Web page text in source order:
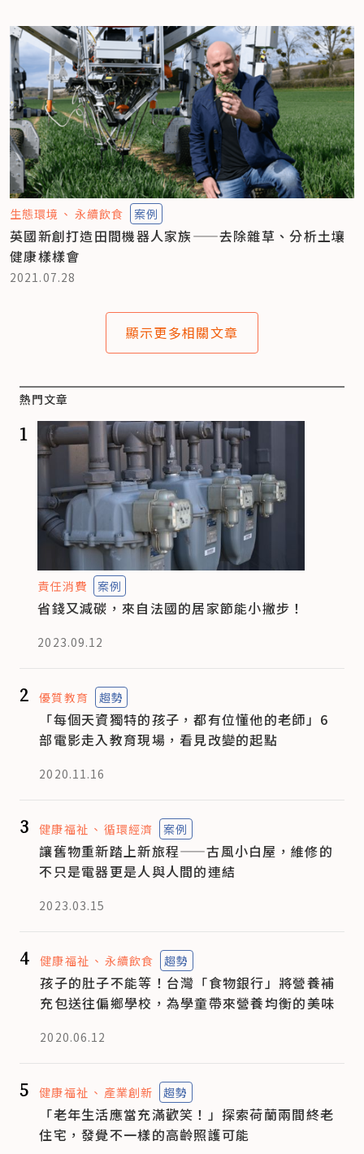
生態環境 永續飲食 案例
英國新創打造田間機器人家族——去除雜草、分析土壤
健康樣樣會
2021.07.28
顯示更多相關文章
熱門文章
1
責任消費 案例
省錢又減碳，來自法國的居家節能小撇步！
2023.09.12
2 優質教育 趨勢
「每個天資獨特的孩子，都有位懂他的老師」6
部電影走入教育現場，看見改變的起點
2020.11.16
3 健康福祉 循環經濟 案例
讓舊物重新踏上新旅程——古風小白屋，維修的
不只是電器更是人與人間的連結
2023.03.15
4 健康福祉 永續飲食 趨勢
孩子的肚子不能等！台灣「食物銀行」將營養補
充包送往偏鄉學校，為學童帶來營養均衡的美味
2020.06.12
5 健康福祉 產業創新 趨勢
「老年生活應當充滿歡笑！」探索荷蘭兩間終老
住宅，發覺不一樣的高齡照護可能